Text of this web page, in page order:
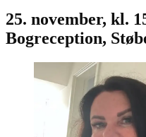
25. november, kl.
Bogreception,